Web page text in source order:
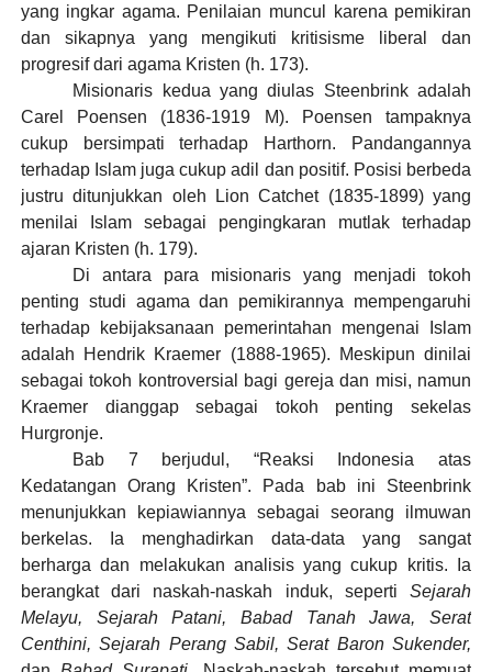
yang ingkar agama. Penilaian muncul karena pemikiran
dan sikapnya yang mengikuti kritisisme liberal dan
progresif dari agama Kristen (h. 173).
Misionaris kedua yang diulas Steenbrink adalah
Carel Poensen (1836-1919 M). Poensen tampaknya
cukup bersimpati terhadap Harthorn. Pandangannya
terhadap Islam juga cukup adil dan positif. Posisi berbeda
justru ditunjukkan oleh Lion Catchet (1835-1899) yang
menilai Islam sebagai pengingkaran mutlak terhadap
ajaran Kristen (h. 179).
Di antara para misionaris yang menjadi tokoh
penting studi agama dan pemikirannya mempengaruhi
terhadap kebijaksanaan pemerintahan mengenai Islam
adalah Hendrik Kraemer (1888-1965). Meskipun dinilai
sebagai tokoh kontroversial bagi gereja dan misi, namun
Kraemer dianggap sebagai tokoh penting sekelas
Hurgronje.
Bab 7 berjudul, “Reaksi Indonesia atas
Kedatangan Orang Kristen”. Pada bab ini Steenbrink
menunjukkan kepiawiannya sebagai seorang ilmuwan
berkelas. Ia menghadirkan data-data yang sangat
berharga dan melakukan analisis yang cukup kritis. Ia
berangkat dari naskah-naskah induk, sepertiSejarah
Melayu, Sejarah Patani, Babad Tanah Jawa, Serat
Centhini, Sejarah Perang Sabil, Serat Baron Sukender,